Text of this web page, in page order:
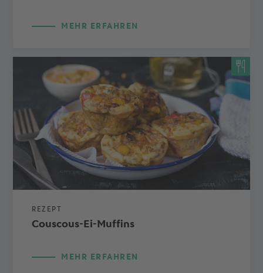
MEHR ERFAHREN
REZEPT
Couscous-Ei-Muffins
MEHR ERFAHREN